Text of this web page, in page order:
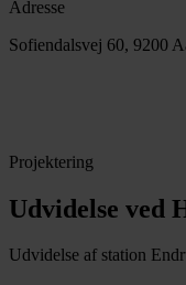
Adresse
Sofiendalsvej 60, 9200
Projektering
Udvidelse ved
Udvidelse af station